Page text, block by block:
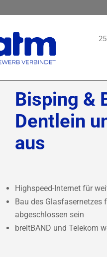
Bisping &
Dentlein
aus
Highspeed-Internet für
Bau des Glasfasernetzes
abgeschlossen sein
breitBAND und Telekom